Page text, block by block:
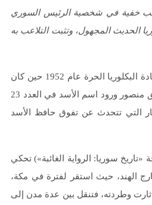
خفية في شخصية الرئيس السوري
الحديث المجهول، وتثبت التلاعب به
التي نشرها الكاتب والإعلامي “محمد منصور” بحصول حافظ أسد على شهادة البكلوريا الحرة عام 1952 حين كان
في الثانية والعشرين من العمر (وهو العام نفسه الذي انتسب فيه للكلية الحربية في حمص)، وقد وثّق منصور ورود اسم الأسد في العدد 23
6/1952)، مستنتجاً أن «لا صحة للأخبار التي تتحدث عن تفوق حافظ الأسد
سوريا: الرواية الغائبة») تحكي
الهند، حيث استقر لفترة في مكة،
ثارت وطردته، فتنقل بين عدة مدن إلى